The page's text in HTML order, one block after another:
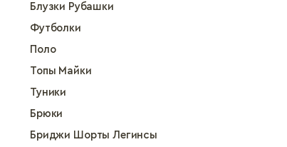
Блузки Рубашки
Футболки
Поло
Топы Майки
Туники
Брюки
Бриджи Шорты Легинсы